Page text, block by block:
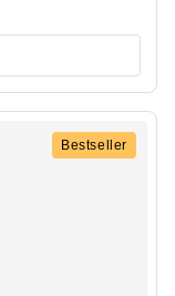
Bestseller